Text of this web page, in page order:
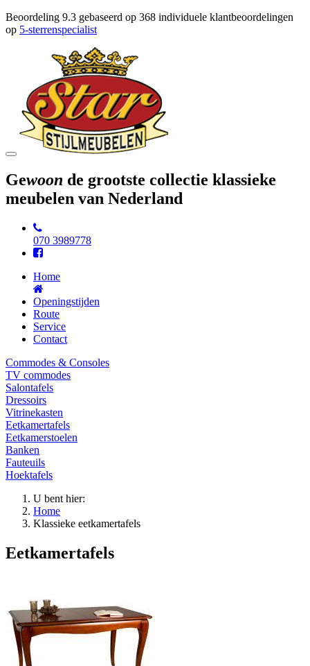
Beoordeling 9.3 gebaseerd op 368 individuele klantbeoordelingen
op 5-sterrenspecialist
Toggle
Gewoon de grootste collectie klassieke
meubelen van Nederland
070 3989778
Home
Openingstijden
Route
Service
Contact
Commodes & Consoles
TV commodes
Salontafels
Dressoirs
Vitrinekasten
Eetkamertafels
Eetkamerstoelen
Banken
Fauteuils
Hoektafels
U bent hier:
Home
Klassieke eetkamertafels
Eetkamertafels